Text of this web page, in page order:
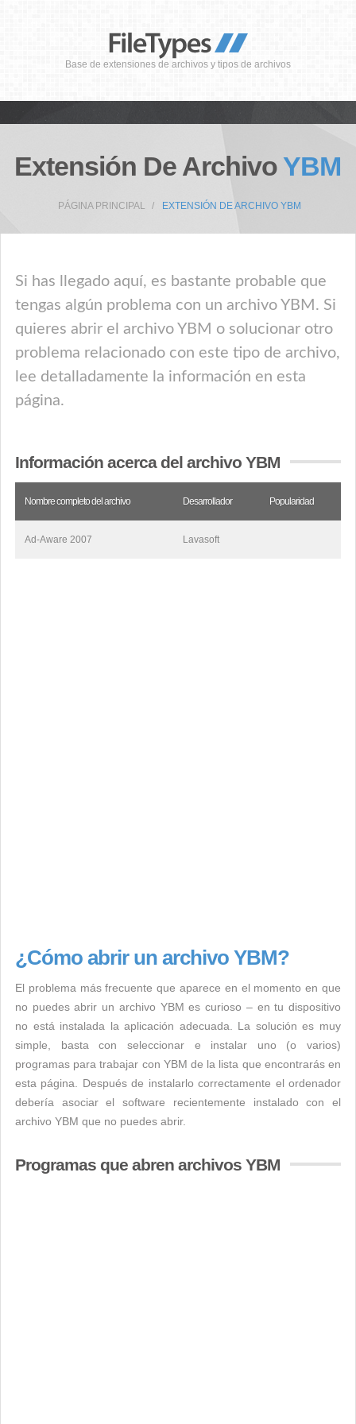
Base de extensiones de archivos y tipos de archivos
Extensión De Archivo YBM
PÁGINA PRINCIPAL EXTENSIÓN DE ARCHIVO YBM
Si has llegado aquí, es bastante probable que
tengas algún problema con un archivo YBM. Si
quieres abrir el archivo YBM o solucionar otro
problema relacionado con este tipo de archivo,
lee detalladamente la información en esta
página.
Información acerca del archivo YBM
Nombre completo del archivo Desarrollador Popularidad
Ad-Aware 2007 Lavasoft
¿Cómo abrir un archivo YBM?
El problema más frecuente que aparece en el momento en que
no puedes abrir un archivo YBM es curioso – en tu dispositivo
no está instalada la aplicación adecuada. La solución es muy
simple, basta con seleccionar e instalar uno (o varios)
programas para trabajar con YBM de la lista que encontrarás en
esta página. Después de instalarlo correctamente el ordenador
debería asociar el software recientemente instalado con el
archivo YBM que no puedes abrir.
Programas que abren archivos YBM